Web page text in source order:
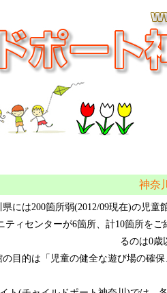
神奈
県には200箇所弱(2012/09現在)の児
ティセンターが6箇所、計10箇所を
るのは0歳
の目的は「児童の健全な遊び場の確